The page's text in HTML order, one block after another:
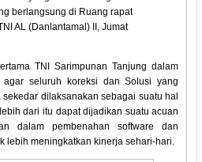
berlangsung di Ruang rapat
AL (Danlantamal) II, Jumat
TNI Sarimpunan Tanjung dalam
agar seluruh koreksi dan Solusi yang
dilaksanakan sebagai suatu hal
dari itu dapat dijadikan suatu acuan
dalam pembenahan software dan
lebih meningkatkan kinerja sehari-hari.